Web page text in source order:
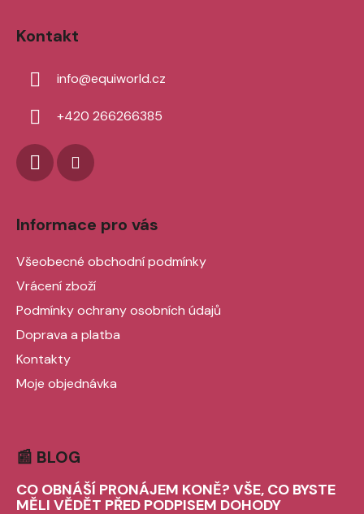
Kontakt
info@equiworld.cz
+420 266266385
Informace pro vás
Všeobecné obchodní podmínky
Vrácení zboží
Podmínky ochrany osobních údajů
Doprava a platba
Kontakty
Moje objednávka
📰 BLOG
CO OBNÁŠÍ PRONÁJEM KONĚ? VŠE, CO BYSTE
MĚLI VĚDĚT PŘED PODPISEM DOHODY